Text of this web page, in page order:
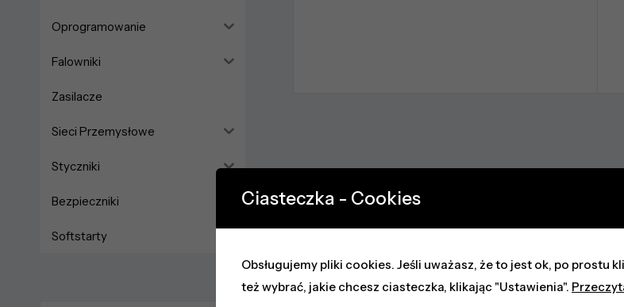
Oprogramowanie
Falowniki
Zasilacze
Sieci Przemysłowe
Styczniki
Bezpieczniki
Softstarty
Ciasteczka - Cookies
Obsługujemy pliki cookies. Jeśli uważasz, że to jest ok, po prostu
też wybrać, jakie chcesz ciasteczka, klikając "Ustawienia".